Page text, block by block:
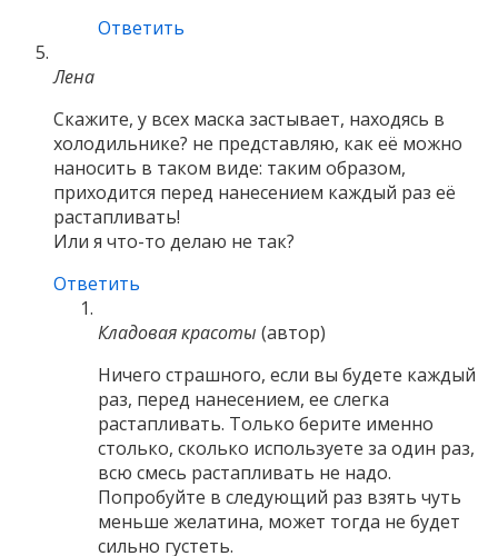
Ответить
Лена
Скажите, у всех маска застывает, находясь в
холодильнике? не представляю, как её можно
наносить в таком виде: таким образом,
приходится перед нанесением каждый раз её
растапливать!
Или я что-то делаю не так?
Ответить
Кладовая красоты (автор)
Ничего страшного, если вы будете каждый
раз, перед нанесением, ее слегка
растапливать. Только берите именно
столько, сколько используете за один раз,
всю смесь растапливать не надо.
Попробуйте в следующий раз взять чуть
меньше желатина, может тогда не будет
сильно густеть.